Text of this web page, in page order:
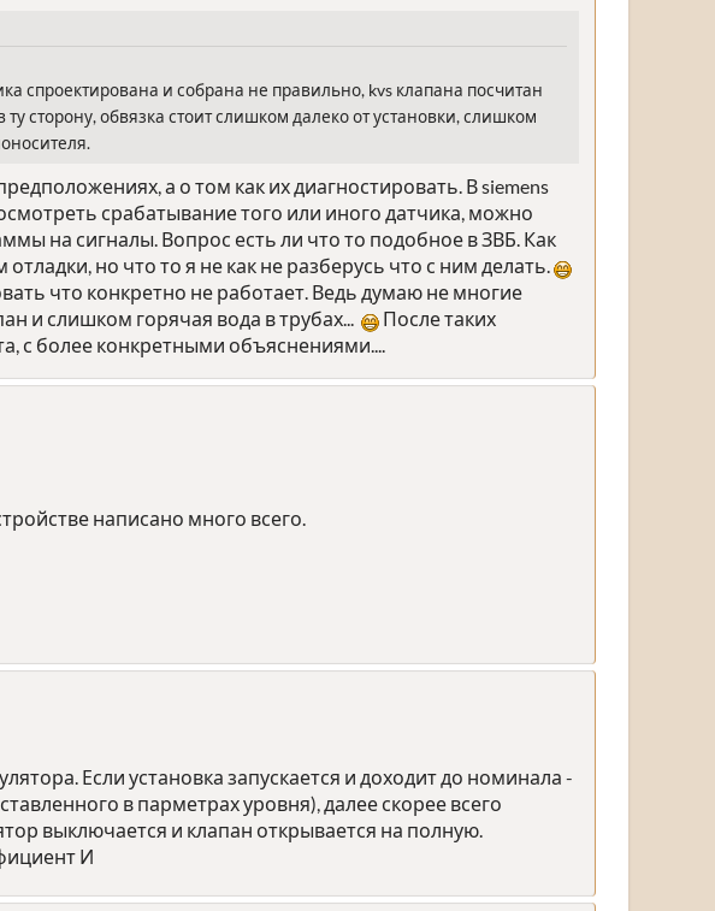
спроектирована и собрана не правильно, kvs клапана посчитан
сторону, обвязка стоит слишком далеко от установки, слишком
а о том как их диагностировать. В siemens
срабатывание того или иного датчика, можно
на сигналы. Вопрос есть ли что то подобное в ЗВБ. Как
но что то я не как не разберусь что с ним делать.
что конкретно не работает. Ведь думаю не многие
и слишком горячая вода в трубах...
После таких
с более конкретными объяснениями....
написано много всего.
Если установка запускается и доходит до номинала -
в парметрах уровня), далее скорее всего
выключается и клапан открывается на полную.
И